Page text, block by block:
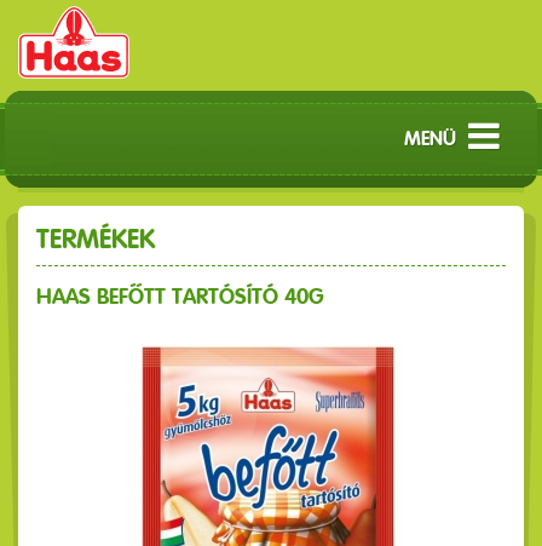
MENÜ
TERMÉKEK
HAAS BEFŐTT TARTÓSÍTÓ 40G